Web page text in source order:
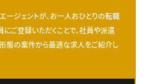
ージェントが、お一人おひとりの転職
にご登録いただくことで、社員や派遣
態の案件から最適な求人をご紹介し